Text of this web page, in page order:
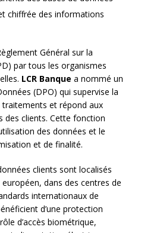
chiffrée des informations
Général sur la
par tous les organismes
LCR Banque a nommé un
(DPO) qui supervise la
traitements et répond aux
des clients. Cette fonction
des données et le
et de finalité.
clients sont localisés
dans des centres de
internationaux de
d’une protection
d’accès biométrique,